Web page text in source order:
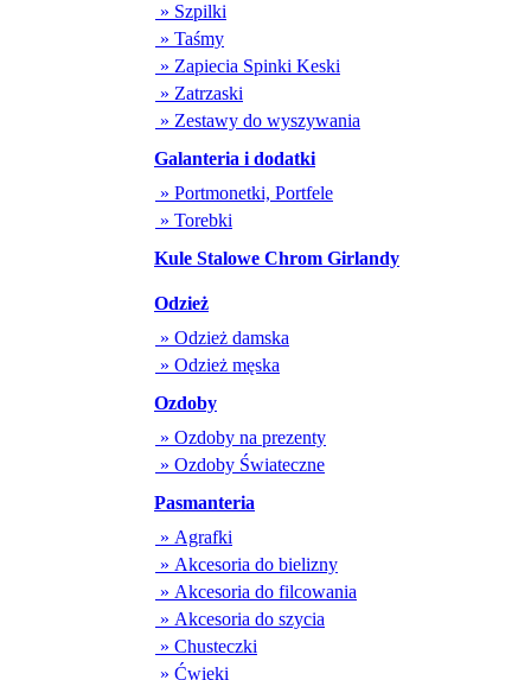
» Szpilki
» Taśmy
» Zapiecia Spinki Keski
» Zatrzaski
» Zestawy do wyszywania
Galanteria i dodatki
» Portmonetki, Portfele
» Torebki
Kule Stalowe Chrom Girlandy
Odzież
» Odzież damska
» Odzież męska
Ozdoby
» Ozdoby na prezenty
» Ozdoby Świateczne
Pasmanteria
» Agrafki
» Akcesoria do bielizny
» Akcesoria do filcowania
» Akcesoria do szycia
» Chusteczki
» Ćwieki